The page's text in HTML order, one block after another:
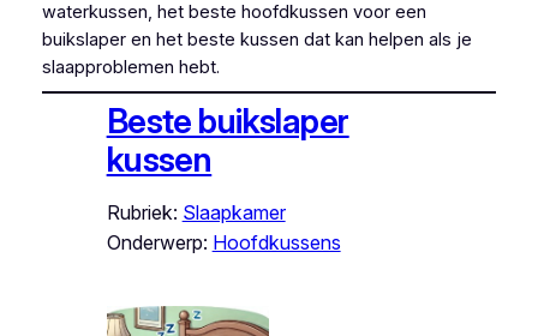
waterkussen, het beste hoofdkussen voor een
buikslaper en het beste kussen dat kan helpen als je
slaapproblemen hebt.
Beste buikslaper
kussen
Rubriek: Slaapkamer
Onderwerp: Hoofdkussens